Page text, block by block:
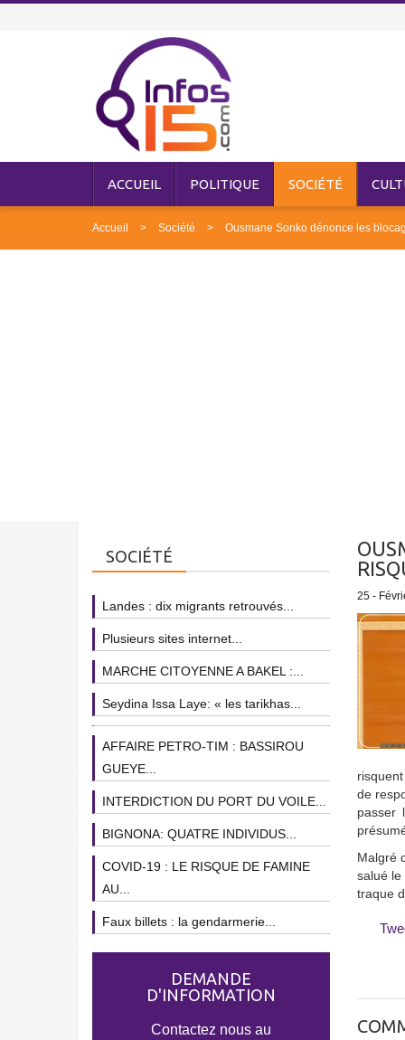
ACCUEIL POLITIQUE SOCIÉTÉ
Accueil Société Ousmane Sonko dénonce les
25 -
de
passer
Malgré
salué le
traque
SOCIÉTÉ
Landes : dix migrants retrouvés...
Plusieurs sites internet...
MARCHE CITOYENNE A BAKEL :...
Seydina Issa Laye: « les tarikhas...
AFFAIRE PETRO-TIM : BASSIROU
GUEYE...
INTERDICTION DU PORT DU VOILE...
BIGNONA: QUATRE INDIVIDUS...
COVID-19 : LE RISQUE DE FAMINE
AU...
Faux billets : la gendarmerie...
DEMANDE
D'INFORMATION
Contactez nous au